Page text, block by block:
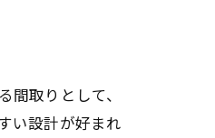
取りとして、
い設計が好まれ